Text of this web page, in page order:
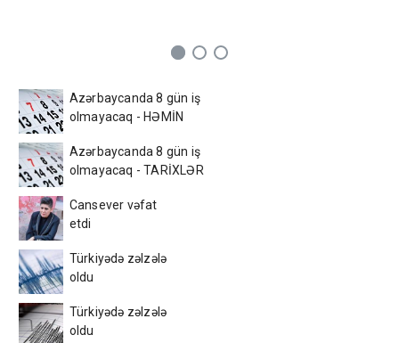
Azərbaycanda 8 gün iş
olmayacaq - HƏMİN
Azərbaycanda 8 gün iş
olmayacaq - TARİXLƏR
Cansever vəfat
etdi
Türkiyədə zəlzələ
oldu
Türkiyədə zəlzələ
oldu